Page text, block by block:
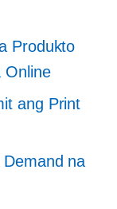
Produkto
Online
ang Print
na